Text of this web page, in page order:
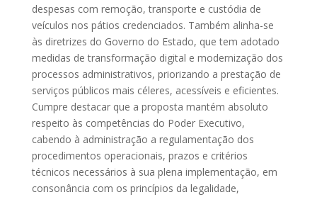
despesas com remoção, transporte e custódia de
veículos nos pátios credenciados. Também alinha-se
às diretrizes do Governo do Estado, que tem adotado
medidas de transformação digital e modernização dos
processos administrativos, priorizando a prestação de
serviços públicos mais céleres, acessíveis e eficientes.
Cumpre destacar que a proposta mantém absoluto
respeito às competências do Poder Executivo,
cabendo à administração a regulamentação dos
procedimentos operacionais, prazos e critérios
técnicos necessários à sua plena implementação, em
consonância com os princípios da legalidade,